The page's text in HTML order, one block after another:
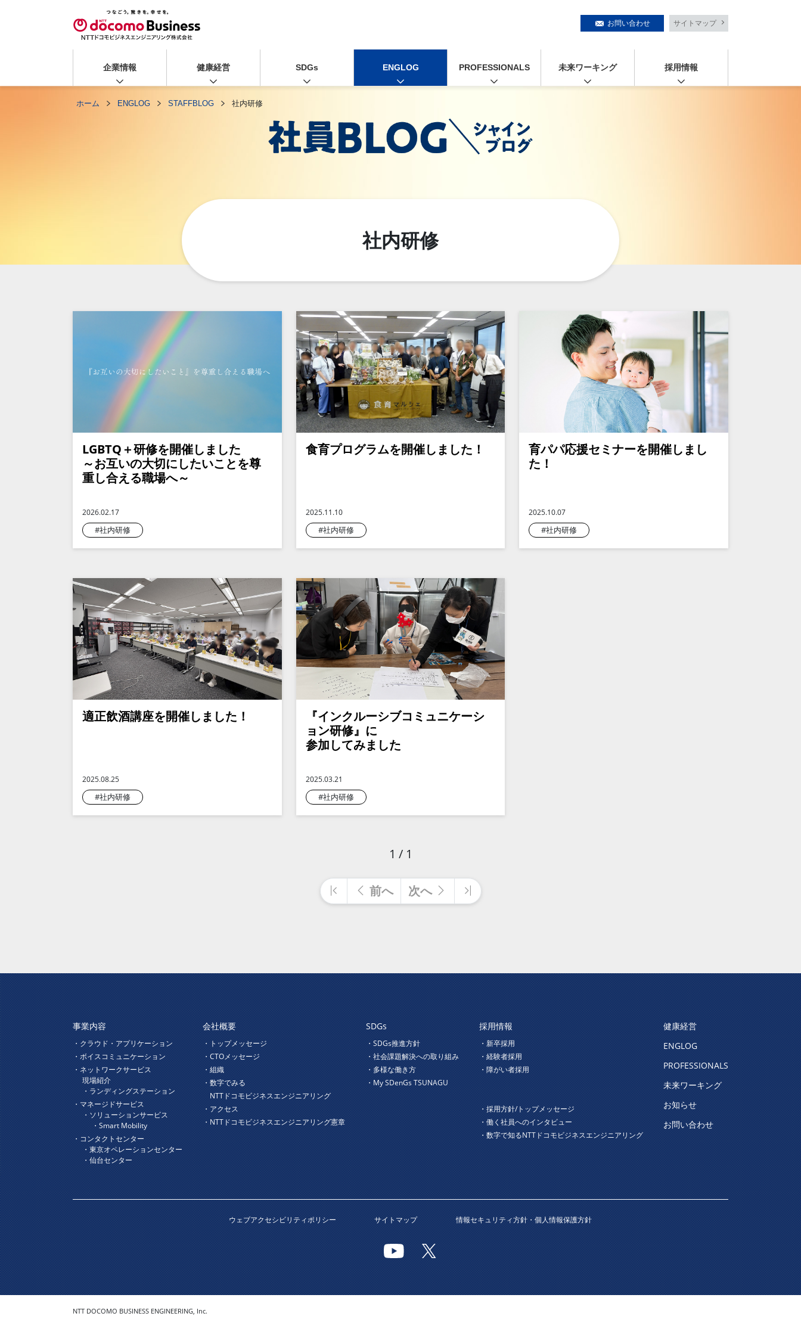
お問い合わせ サイトマップ
企業情報 健康経営 SDGs ENGLOG PROFESSIONALS 未来ワーキング 採用情報
ホーム ENGLOG STAFFBLOG 社内研修
社員ブログ
社内研修
LGBTQ＋研修を開催しました
～お互いの大切にしたいことを尊
重し合える職場へ～
2026.02.17
#社内研修
食育プログラムを開催しました！
2025.11.10
#社内研修
育パパ応援セミナーを開催しまし
た！
2025.10.07
#社内研修
適正飲酒講座を開催しました！
2025.08.25
#社内研修
『インクルーシブコミュニケーシ
ョン研修』に
参加してみました
2025.03.21
#社内研修
1 / 1
前へ 次へ
事業内容
・クラウド・アプリケーション
・ボイスコミュニケーション
・ネットワークサービス
現場紹介
・ランディングステーション
・マネージドサービス
・ソリューションサービス
・Smart Mobility
・コンタクトセンター
・東京オペレーションセンター
・仙台センター
会社概要
・トップメッセージ
・CTOメッセージ
・組織
・数字でみる
NTTドコモビジネスエンジニアリング
・アクセス
・NTTドコモビジネスエンジニアリング憲章
SDGs
・SDGs推進方針
・社会課題解決への取り組み
・多様な働き方
・My SDenGs TSUNAGU
採用情報
・新卒採用
・経験者採用
・障がい者採用
・採用方針/トップメッセージ
・働く社員へのインタビュー
・数字で知るNTTドコモビジネスエンジニアリング
健康経営
ENGLOG
PROFESSIONALS
未来ワーキング
お知らせ
お問い合わせ
ウェブアクセシビリティポリシー サイトマップ 情報セキュリティ方針・個人情報保護方針
NTT DOCOMO BUSINESS ENGINEERING, Inc.